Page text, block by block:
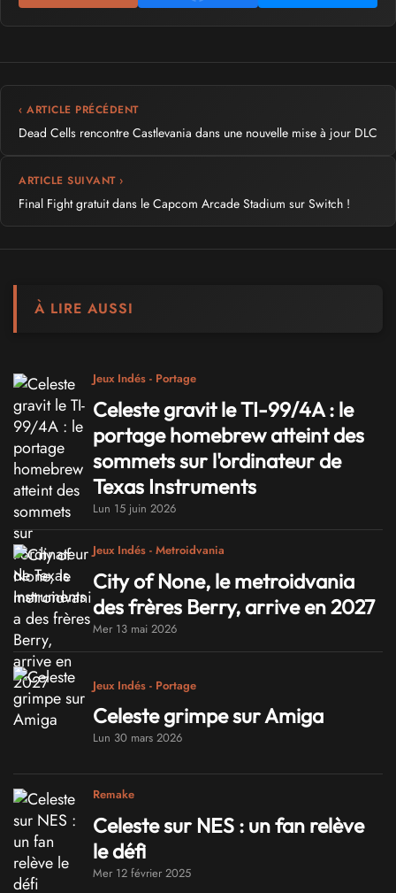
‹ ARTICLE PRÉCÉDENT
Dead Cells rencontre Castlevania dans une nouvelle mise à jour DLC
ARTICLE SUIVANT ›
Final Fight gratuit dans le Capcom Arcade Stadium sur Switch !
À LIRE AUSSI
Jeux Indés - Portage
Celeste gravit le TI-99/4A : le
portage homebrew atteint des
sommets sur l'ordinateur de
Texas Instruments
Lun 15 juin 2026
Jeux Indés - Metroidvania
City of None, le metroidvania
des frères Berry, arrive en 2027
Mer 13 mai 2026
Jeux Indés - Portage
Celeste grimpe sur Amiga
Lun 30 mars 2026
Remake
Celeste sur NES : un fan relève
le défi
Mer 12 février 2025